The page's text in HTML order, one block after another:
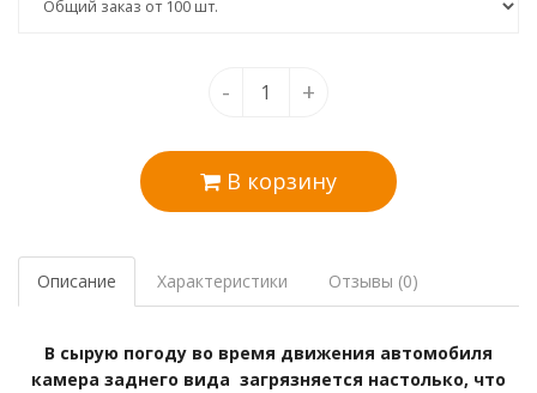
- +
В корзину
Описание Характеристики Отзывы (0)
В сырую погоду во время движения автомобиля
камера заднего вида загрязняется настолько, что